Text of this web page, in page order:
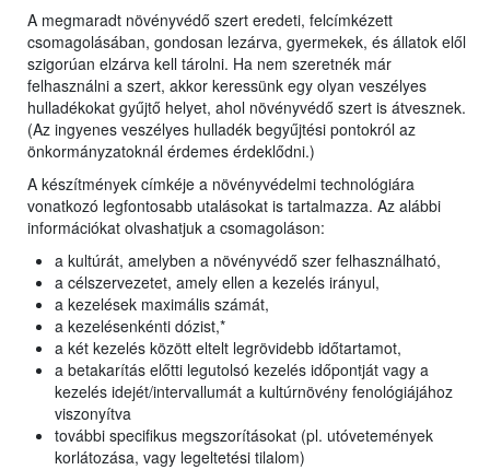
A megmaradt növényvédő szert eredeti, felcímkézett
csomagolásában, gondosan lezárva, gyermekek, és állatok elől
szigorúan elzárva kell tárolni. Ha nem szeretnék már
felhasználni a szert, akkor keressünk egy olyan veszélyes
hulladékokat gyűjtő helyet, ahol növényvédő szert is átvesznek.
(Az ingyenes veszélyes hulladék begyűjtési pontokról az
önkormányzatoknál érdemes érdeklődni.)
A készítmények címkéje a növényvédelmi technológiára
vonatkozó legfontosabb utalásokat is tartalmazza. Az alábbi
információkat olvashatjuk a csomagoláson:
a kultúrát, amelyben a növényvédő szer felhasználható,
a célszervezetet, amely ellen a kezelés irányul,
a kezelések maximális számát,
a kezelésenkénti dózist,*
a két kezelés között eltelt legrövidebb időtartamot,
a betakarítás előtti legutolsó kezelés időpontját vagy a
kezelés idejét/intervallumát a kultúrnövény fenológiájához
viszonyítva
további specifikus megszorításokat (pl. utóvetemények
korlátozása, vagy legeltetési tilalom)